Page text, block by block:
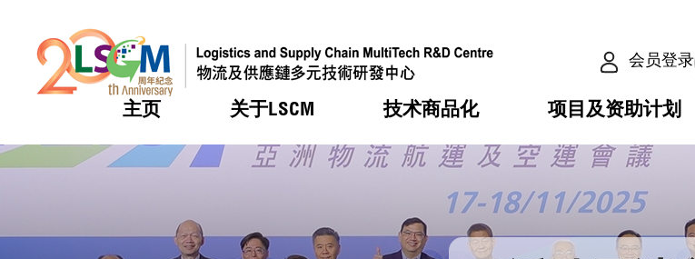
会员登录
主页 关于LSCM
热门 机构简介
组织架构
技术商品化
热门 服务
可获授权之技术
应用于公共服务之创新技术
项目及资助计划
热门 合作计划
资助计划
热门 活动
奖项
热门 会籍及服务
会员列表